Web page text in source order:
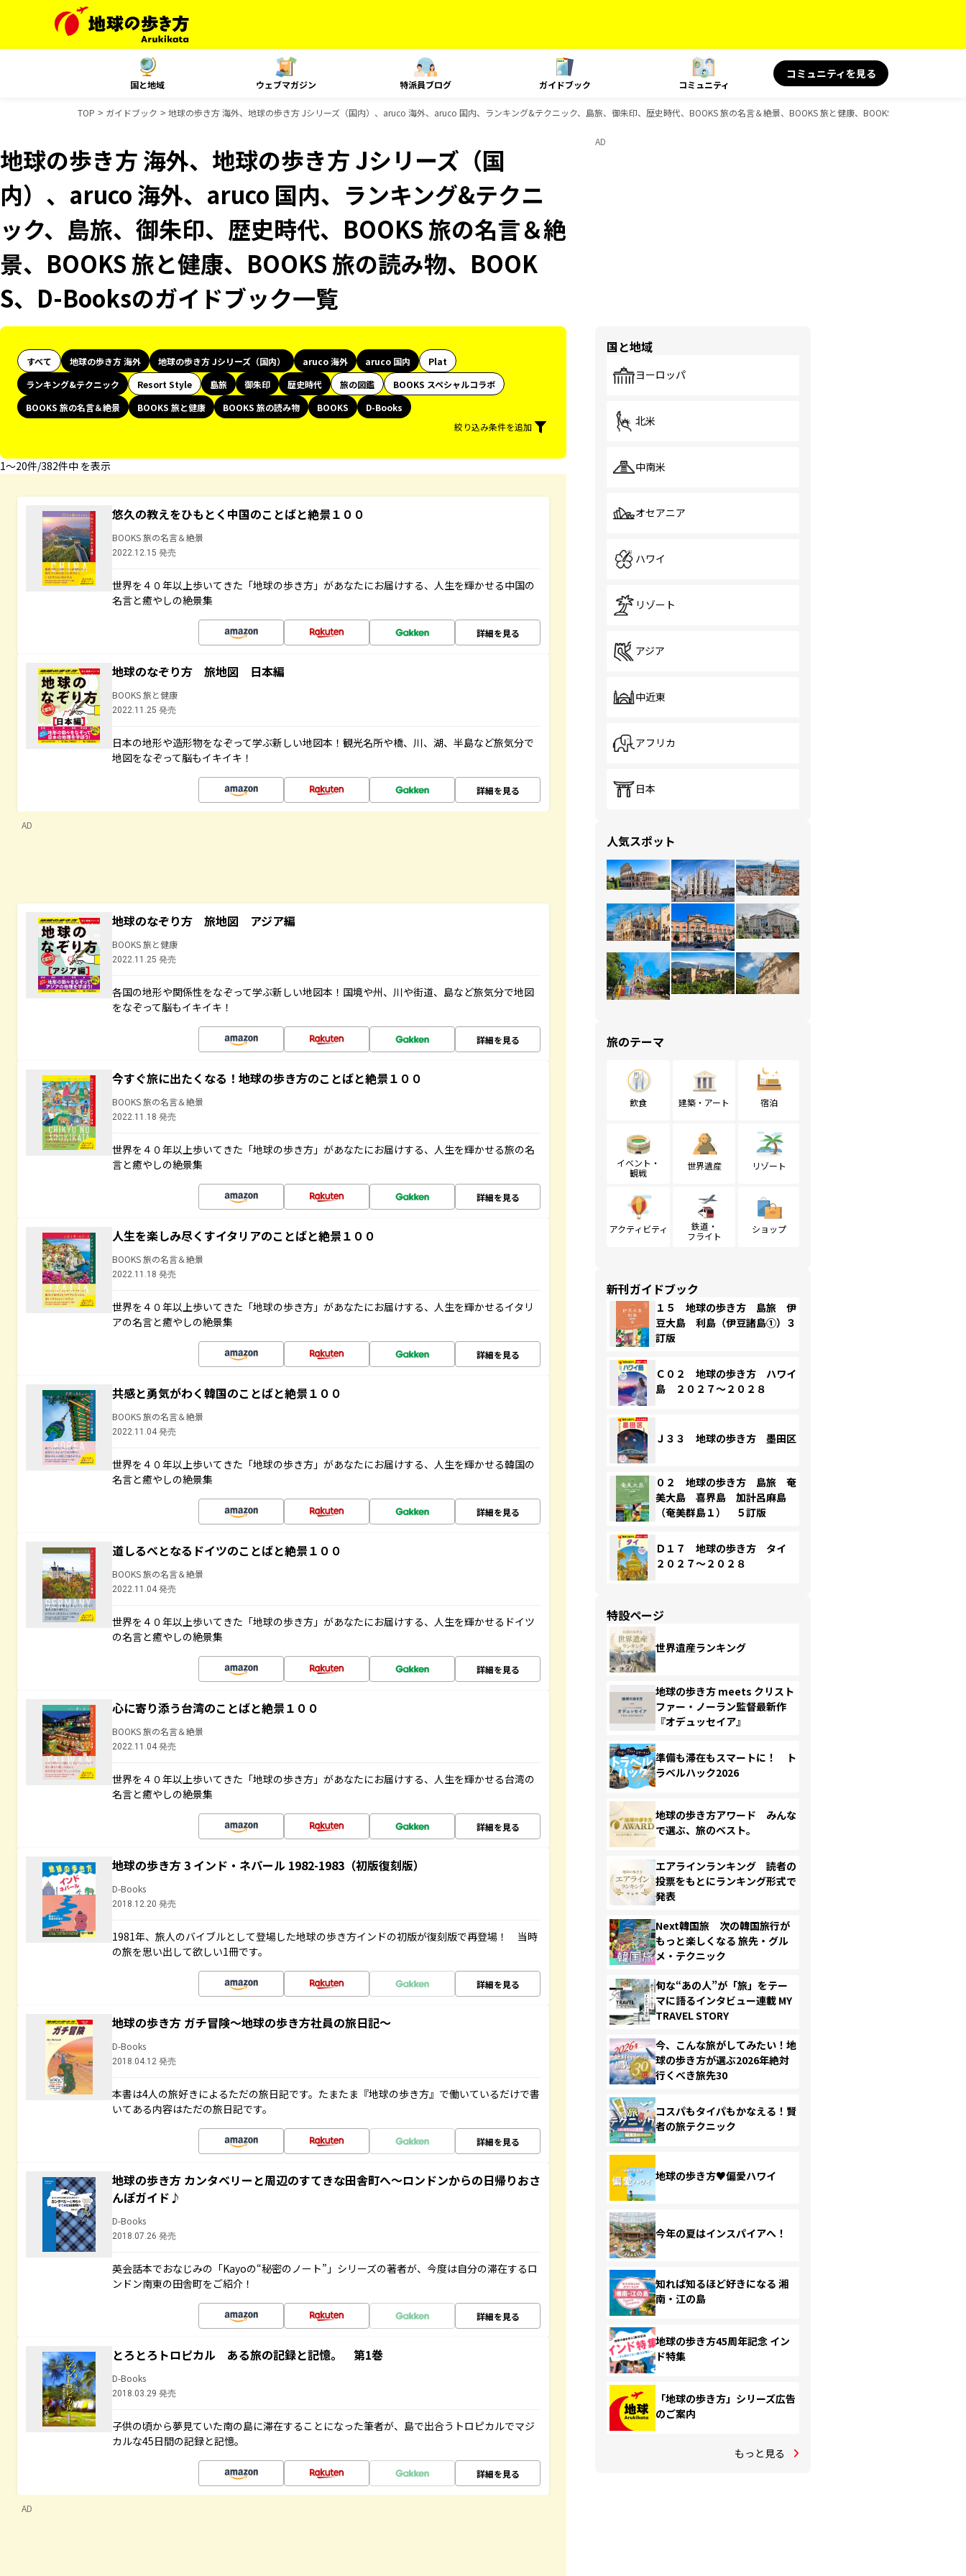
国と地域 ウェブマガジン 特派員ブログ ガイドブック コミュニティ
コミュニティを見る
TOP ガイドブック 地球の歩き方 海外、地球の歩き方 Jシリーズ（国内）、aruco 海外、aruco 国内、ランキング&テクニック、島旅、御朱印、歴史時代、BOOKS 旅の名言＆絶景、BOOKS 旅と健康、BOOKS 旅の読み物、
地球の歩き方 海外、地球の歩き方 Jシリーズ（国
内）、aruco 海外、aruco 国内、ランキング&テクニ
ック、島旅、御朱印、歴史時代、BOOKS 旅の名言＆絶
景、BOOKS 旅と健康、BOOKS 旅の読み物、BOOK
S、D-Booksのガイドブック一覧
すべて 地球の歩き方 海外 地球の歩き方 Jシリーズ（国内） aruco 海外 aruco 国内
Plat
ランキング&テクニック
Resort Style 島旅 御朱印 歴史時代 旅の図鑑
BOOKS スペシャルコラボ
BOOKS 旅の名言＆絶景
BOOKS 旅と健康 BOOKS 旅の読み物 BOOKS
D-Books
絞り込み条件を追加
1〜20件/382件中 を表示
悠久の教えをひもとく中国のことばと絶景１００
BOOKS 旅の名言＆絶景
2022.12.15 発売
世界を４０年以上歩いてきた「地球の歩き方」があなたにお届けする、人生を輝かせる中国の
名言と癒やしの絶景集
詳細を見る
地球のなぞり方 旅地図 日本編
BOOKS 旅と健康
2022.11.25 発売
日本の地形や造形物をなぞって学ぶ新しい地図本！観光名所や橋、川、湖、半島など旅気分で
地図をなぞって脳もイキイキ！
詳細を見る
AD
地球のなぞり方 旅地図 アジア編
BOOKS 旅と健康
2022.11.25 発売
各国の地形や関係性をなぞって学ぶ新しい地図本！国境や州、川や街道、島など旅気分で地図
をなぞって脳もイキイキ！
詳細を見る
今すぐ旅に出たくなる！地球の歩き方のことばと絶景１００
BOOKS 旅の名言＆絶景
2022.11.18 発売
世界を４０年以上歩いてきた「地球の歩き方」があなたにお届けする、人生を輝かせる旅の名
言と癒やしの絶景集
詳細を見る
人生を楽しみ尽くすイタリアのことばと絶景１００
BOOKS 旅の名言＆絶景
2022.11.18 発売
世界を４０年以上歩いてきた「地球の歩き方」があなたにお届けする、人生を輝かせるイタリ
アの名言と癒やしの絶景集
詳細を見る
共感と勇気がわく韓国のことばと絶景１００
BOOKS 旅の名言＆絶景
2022.11.04 発売
世界を４０年以上歩いてきた「地球の歩き方」があなたにお届けする、人生を輝かせる韓国の
名言と癒やしの絶景集
詳細を見る
道しるべとなるドイツのことばと絶景１００
BOOKS 旅の名言＆絶景
2022.11.04 発売
世界を４０年以上歩いてきた「地球の歩き方」があなたにお届けする、人生を輝かせるドイツ
の名言と癒やしの絶景集
詳細を見る
心に寄り添う台湾のことばと絶景１００
BOOKS 旅の名言＆絶景
2022.11.04 発売
世界を４０年以上歩いてきた「地球の歩き方」があなたにお届けする、人生を輝かせる台湾の
名言と癒やしの絶景集
詳細を見る
地球の歩き方 3 インド・ネパール 1982-1983（初版復刻版）
D-Books
2018.12.20 発売
1981年、旅人のバイブルとして登場した地球の歩き方インドの初版が復刻版で再登場！ 当時
の旅を思い出して欲しい1冊です。
詳細を見る
地球の歩き方 ガチ冒険～地球の歩き方社員の旅日記～
D-Books
2018.04.12 発売
本書は4人の旅好きによるただの旅日記です。たまたま『地球の歩き方』で働いているだけで書
いてある内容はただの旅日記です。
詳細を見る
地球の歩き方 カンタベリーと周辺のすてきな田舎町へ～ロンドンからの日帰りおさ
んぽガイド♪
D-Books
2018.07.26 発売
英会話本でおなじみの「Kayoの“秘密のノート”」シリーズの著者が、今度は自分の滞在するロ
ンドン南東の田舎町をご紹介！
詳細を見る
とろとろトロピカル ある旅の記録と記憶。 第1巻
D-Books
2018.03.29 発売
子供の頃から夢見ていた南の島に滞在することになった筆者が、島で出合うトロピカルでマジ
カルな45日間の記録と記憶。
詳細を見る
AD
AD
国と地域
ヨーロッパ
北米
中南米
オセアニア
ハワイ
リゾート
アジア
中近東
アフリカ
日本
人気スポット
旅のテーマ
飲食 建築・アート 宿泊
イベント・
観戦
世界遺産 リゾート
アクティビティ
鉄道・
フライト
ショップ
新刊ガイドブック
１５ 地球の歩き方 島旅 伊
豆大島 利島（伊豆諸島①）３
訂版
Ｃ０２ 地球の歩き方 ハワイ
島 ２０２７～２０２８
Ｊ３３ 地球の歩き方 墨田区
０２ 地球の歩き方 島旅 奄
美大島 喜界島 加計呂麻島
（奄美群島１） ５訂版
Ｄ１７ 地球の歩き方 タイ
２０２７～２０２８
特設ページ
世界遺産ランキング
地球の歩き方 meets クリスト
ファー・ノーラン監督最新作
『オデュッセイア』
準備も滞在もスマートに！ ト
ラベルハック2026
地球の歩き方アワード みんな
で選ぶ、旅のベスト。
エアラインランキング 読者の
投票をもとにランキング形式で
発表
Next韓国旅 次の韓国旅行が
もっと楽しくなる 旅先・グル
メ・テクニック
旬な“あの人”が「旅」をテー
マに語るインタビュー連載 MY
TRAVEL STORY
今、こんな旅がしてみたい！地
球の歩き方が選ぶ2026年絶対
行くべき旅先30
コスパもタイパもかなえる！賢
者の旅テクニック
地球の歩き方♥偏愛ハワイ
今年の夏はインスパイアへ！
知れば知るほど好きになる 湘
南・江の島
地球の歩き方45周年記念 イン
ド特集
「地球の歩き方」シリーズ広告
のご案内
もっと見る